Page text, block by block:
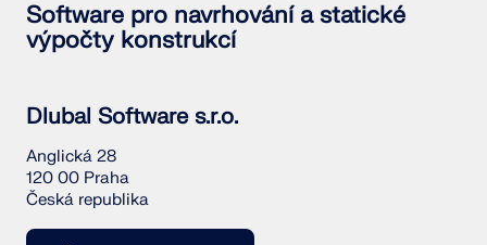
Software pro navrhování a statické
výpočty konstrukcí
Dlubal Software s.r.o.
Anglická 28
120 00 Praha
Česká republika